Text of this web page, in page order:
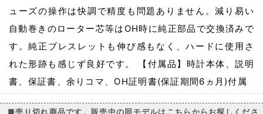
ューズの操作は快調で精度も問題ありません。減り易い
自動巻きのローター芯等はOH時に純正部品で交換済みで
す。純正ブレスレットも伸び感もなく、ハードに使用さ
れた形跡も感じず良好です。 【付属品】時計本体、説明
書、保証書、余りコマ、OH証明書(保証期間6ヵ月)付属
■売り切れ商品です。販売中の同モデルはこちらからお探しくださ